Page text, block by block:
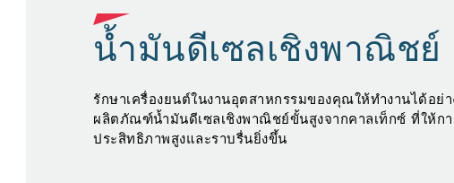
น้ำมันดีเซลเชิงพาณิชย์
รักษาเครื่องยนต์ในงานอุตสาหกรรมของคุณให้ทำงานได้อย่
ผลิตภัณฑ์น้ำมันดีเซลเชิงพาณิชย์ขั้นสูงจากคาลเท็กซ์ ที่ให้กา
ประสิทธิภาพสูงและราบรื่นยิ่งขึ้น